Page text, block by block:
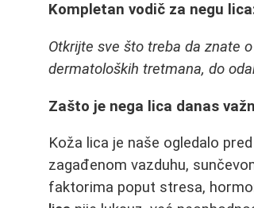
Kompletan vodič za negu
Otkrijte sve što treba da znate
dermatoloških tretmana, do
Zašto je nega lica danas
Koža lica je naše ogledalo
zagađenom vazduhu,
faktorima poput stresa,